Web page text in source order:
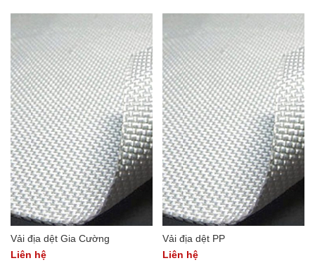
Vải địa dệt Gia Cường
Liên hệ
Vải địa dệt PP
Liên hệ